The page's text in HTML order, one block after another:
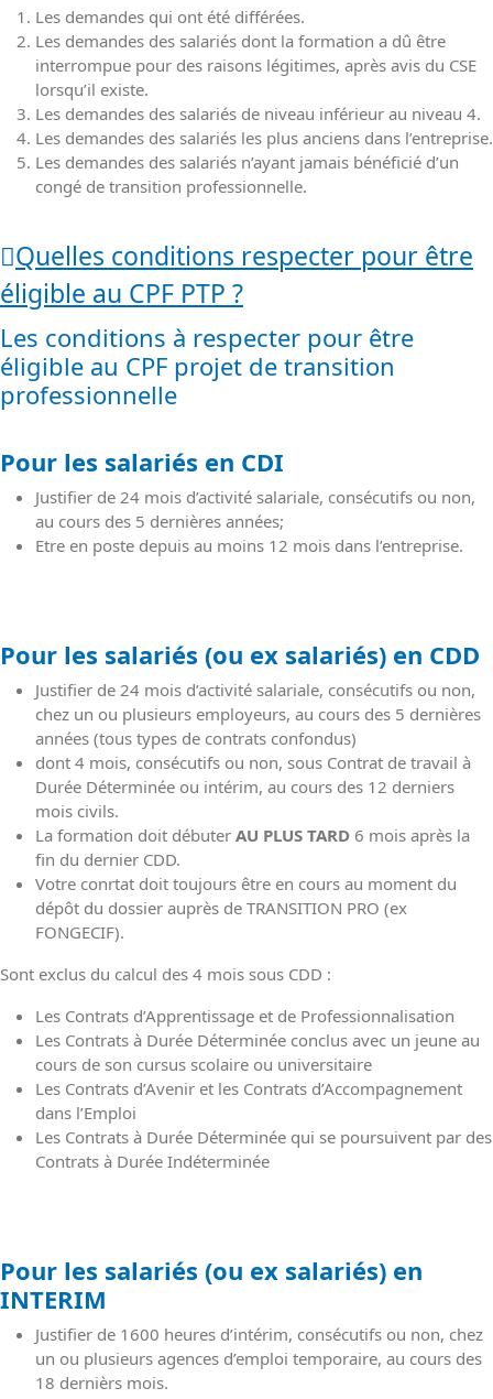
Les demandes qui ont été différées.
Les demandes des salariés dont la formation a dû être
interrompue pour des raisons légitimes, après avis du CSE
lorsqu’il existe.
Les demandes des salariés de niveau inférieur au niveau 4.
Les demandes des salariés les plus anciens dans l’entreprise.
Les demandes des salariés n’ayant jamais bénéficié d’un
congé de transition professionnelle.
Quelles conditions respecter pour être
éligible au CPF PTP ?
Les conditions à respecter pour être
éligible au CPF projet de transition
professionnelle
Pour les salariés en CDI
Justifier de 24 mois d’activité salariale, consécutifs ou non,
au cours des 5 dernières années;
Etre en poste depuis au moins 12 mois dans l’entreprise.
Pour les salariés (ou ex salariés) en CDD
Justifier de 24 mois d’activité salariale, consécutifs ou non,
chez un ou plusieurs employeurs, au cours des 5 dernières
années (tous types de contrats confondus)
dont 4 mois, consécutifs ou non, sous Contrat de travail à
Durée Déterminée ou intérim, au cours des 12 derniers
mois civils.
La formation doit débuter AU PLUS TARD 6 mois après la
fin du dernier CDD.
Votre conrtat doit toujours être en cours au moment du
dépôt du dossier auprès de TRANSITION PRO (ex
FONGECIF).
Sont exclus du calcul des 4 mois sous CDD :
Les Contrats d’Apprentissage et de Professionnalisation
Les Contrats à Durée Déterminée conclus avec un jeune au
cours de son cursus scolaire ou universitaire
Les Contrats d’Avenir et les Contrats d’Accompagnement
dans l’Emploi
Les Contrats à Durée Déterminée qui se poursuivent par des
Contrats à Durée Indéterminée
Pour les salariés (ou ex salariés) en
INTERIM
Justifier de 1600 heures d’intérim, consécutifs ou non, chez
un ou plusieurs agences d’emploi temporaire, au cours des
18 dernièrs mois.